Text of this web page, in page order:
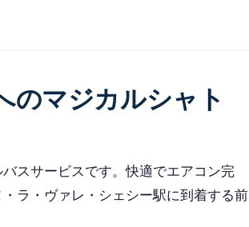
のマジカルシャト
スサービスです。快適でエアコン完
ラ・ヴァレ・シェシー駅に到着する前